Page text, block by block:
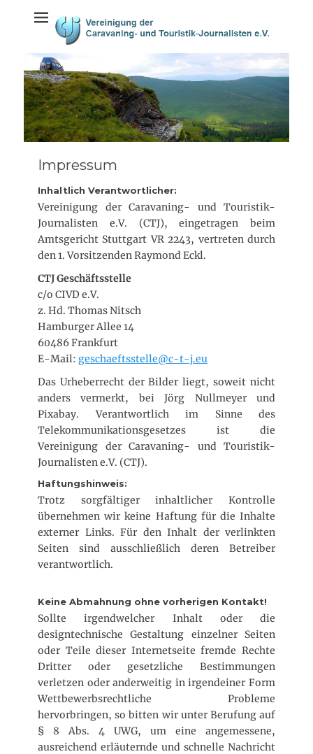
springen
Impressum
Inhaltlich Verantwortlicher:
Vereinigung der Caravaning- und Touristik-
Journalisten e.V. (CTJ), eingetragen beim
Amtsgericht Stuttgart VR 2243, vertreten durch
den 1. Vorsitzenden Raymond Eckl.
CTJ Geschäftsstelle
c/o CIVD e.V.
z. Hd. Thomas Nitsch
Hamburger Allee 14
60486 Frankfurt
E-Mail: geschaeftsstelle@c-t-j.eu
Das Urheberrecht der Bilder liegt, soweit nicht
anders vermerkt, bei Jörg Nullmeyer und
Pixabay. Verantwortlich im Sinne des
Telekommunikationsgesetzes ist die
Vereinigung der Caravaning- und Touristik-
Journalisten e.V. (CTJ).
Haftungshinweis:
Trotz sorgfältiger inhaltlicher Kontrolle
übernehmen wir keine Haftung für die Inhalte
externer Links. Für den Inhalt der verlinkten
Seiten sind ausschließlich deren Betreiber
verantwortlich.
Keine Abmahnung ohne vorherigen Kontakt!
Sollte irgendwelcher Inhalt oder die
designtechnische Gestaltung einzelner Seiten
oder Teile dieser Internetseite fremde Rechte
Dritter oder gesetzliche Bestimmungen
verletzen oder anderweitig in irgendeiner Form
Wettbewerbsrechtliche Probleme
hervorbringen, so bitten wir unter Berufung auf
§ 8 Abs. 4 UWG, um eine angemessene,
ausreichend erläuternde und schnelle Nachricht